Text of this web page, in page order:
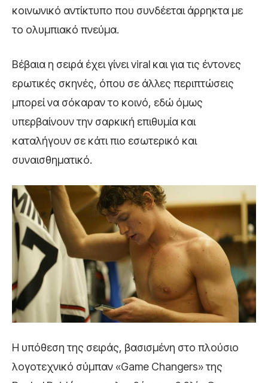
κοινωνικό αντίκτυπο που συνδέεται άρρηκτα με
το ολυμπιακό πνεύμα.
Βέβαια η σειρά έχει γίνει viral και για τις έντονες
ερωτικές σκηνές, όπου σε άλλες περιπτώσεις
μπορεί να σόκαραν το κοινό, εδώ όμως
υπερβαίνουν την σαρκική επιθυμία και
καταλήγουν σε κάτι πιο εσωτερικό και
συναισθηματικό.
Η υπόθεση της σειράς, βασισμένη στο πλούσιο
λογοτεχνικό σύμπαν «Game Changers» της